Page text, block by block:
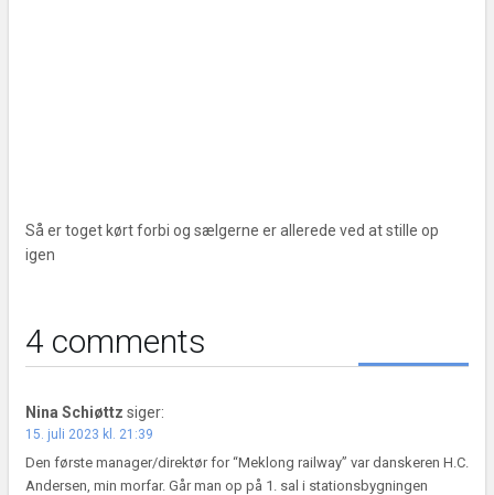
Så er toget kørt forbi og sælgerne er allerede ved at stille op
igen
4 comments
Nina Schiøttz siger:
15. juli 2023 kl. 21:39
Den første manager/direktør for “Meklong railway” var danskeren H.C.
Andersen, min morfar. Går man op på 1. sal i stationsbygningen